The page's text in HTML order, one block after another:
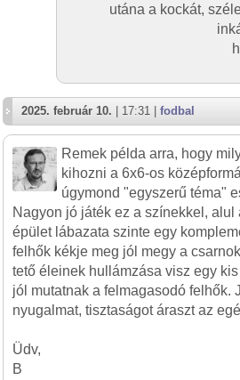
utána a kockát,
2025. február 10. | 17:31 | fodbal
Remek példa arra, hogy
kihozni a 6x6-os
úgymond "egyszerű téma"
Nagyon jó játék ez a színekkel,
épület lábazata szinte egy
felhők kékje meg jól megy a
tető éleinek hullámzása visz egy
jól mutatnak a felmagasodó felhők.
nyugalmat, tisztaságot áraszt az
Üdv,
B